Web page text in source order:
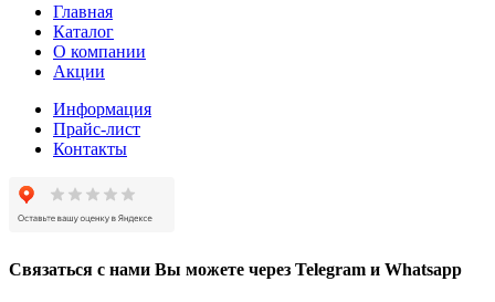
Главная
Каталог
О компании
Акции
Информация
Прайс-лист
Контакты
Связаться с нами Вы можете через Telegram и Whatsapp